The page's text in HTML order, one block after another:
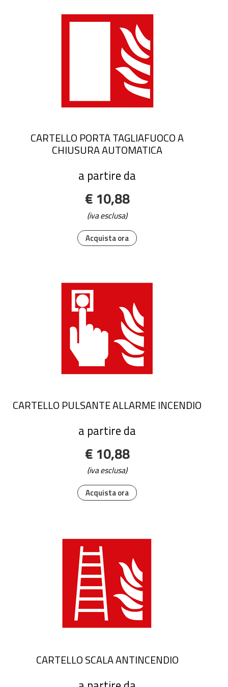
Acquista ora
CARTELLO PORTA TAGLIAFUOCO A
CHIUSURA AUTOMATICA
a partire da
€ 10,88
(iva esclusa)
Acquista ora
CARTELLO PULSANTE ALLARME INCENDIO
a partire da
€ 10,88
(iva esclusa)
CARTELLO SCALA ANTINCENDIO